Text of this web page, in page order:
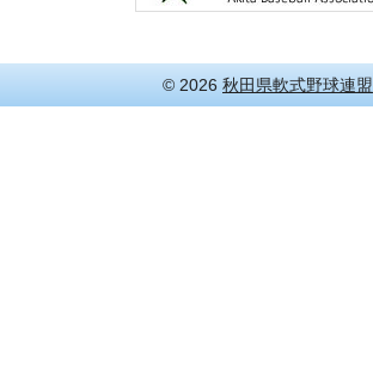
© 2026 秋田県軟式野球連盟